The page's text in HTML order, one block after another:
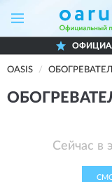
OASIS
Сейчас в